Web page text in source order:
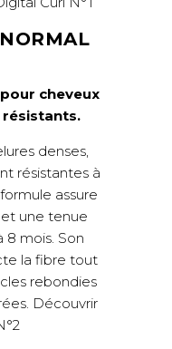
cheveux
résistants.
denses,
résistantes à
assure
une tenue
8 mois. Son
la fibre tout
rebondies
Découvrir